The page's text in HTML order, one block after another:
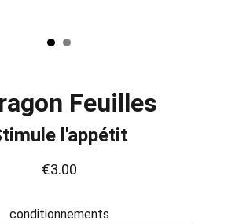
Feuilles
l'appétit
€3.00
conditionnements